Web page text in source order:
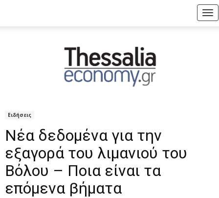
Ειδήσεις
Νέα δεδομένα για την
εξαγορά του λιμανιού του
Βόλου – Ποια είναι τα
επόμενα βήματα